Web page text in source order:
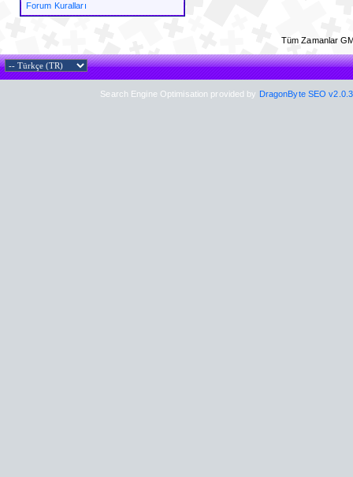
Forum Kuralları
Tüm Zamanlar
Search Engine Optimisation provided by DragonByte SEO